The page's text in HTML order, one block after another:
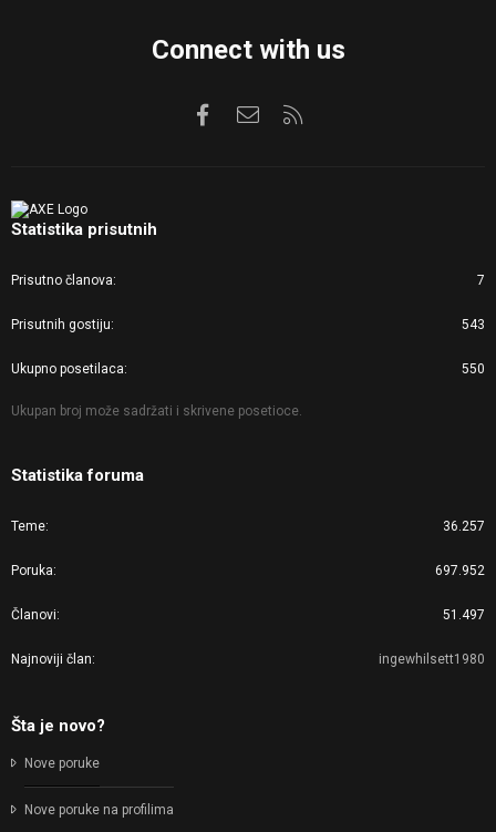
Connect with us
FacebookKontaktirajte nas
Statistika prisutnih
Prisutno članova 7
Prisutnih gostiju 543
Ukupno posetilaca 550
Ukupan broj može sadržati i skrivene posetioce.
Statistika foruma
Teme 36.257
Poruka 697.952
Članovi 51.497
Najnoviji član ingewhilsett1980
Šta je novo?
Nove poruke
Nove poruke na profilima